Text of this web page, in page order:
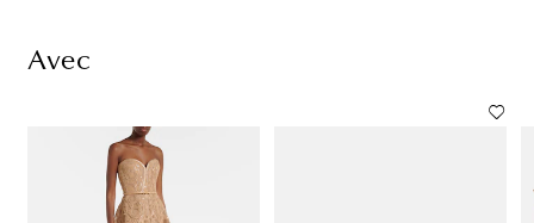
Avec